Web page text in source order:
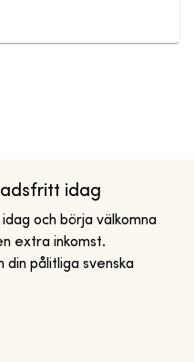
idag
och börja välkomna
extra inkomst.
din pålitliga svenska